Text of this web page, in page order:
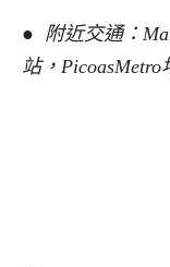
● 附近交通：
站，PicoasMetro